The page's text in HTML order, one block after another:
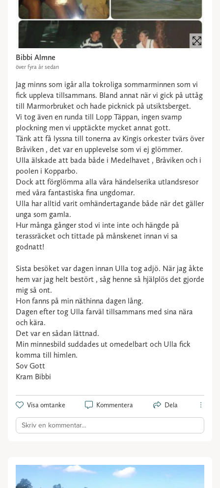
Bibbi Almne
över fyra år sedan
Jag minns som igår alla tokroliga sommarminnen som vi
fick uppleva tillsammans. Bland annat när vi gick på uttåg
till Marmorbruket och hade picknick på utsiktsberget.
Vi tog även en runda till Lopp Täppan, ingen svamp
plockning men vi upptäckte mycket annat gott.
Tänk att få lyssna till tonerna av Kingis orkester tvärs över
Bråviken , det var en upplevelse som vi ej glömmer.
Ulla älskade att bada både i Medelhavet , Bråviken och i
poolen i Kopparbo.
Dock att förglömma alla våra händelserika utlandsresor
med våra fantastiska fina ungdomar.
Ulla har alltid varit omhändertagande både när det gäller
unga som gamla.
Hur många gånger stod vi inte inte och hängde på
terassräcket och tittade på månskenet innan vi sa
godnatt!
Sista besöket var dagen innan Ulla tog adjö. När jag åkte
hem var jag helt bestört , såg henne så hjälplös det gjorde
mig så ont.
Hon fanns på min näthinna dagen lång.
Dagen efter tog Ulla farväl tillsammans med sina nära
och kära.
Det var en sådan lättnad.
Min minnesbild suddades ut omedelbart och Ulla fick
komma till himlen.
Sov Gott
Kram Bibbi
Visa omtanke Kommentera Dela
Skriv en kommentar…